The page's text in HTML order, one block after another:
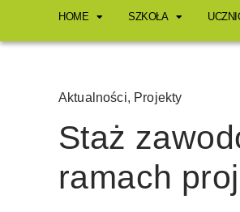
HOME SZKOŁA
Aktualności, Projekty
Staż
ramach